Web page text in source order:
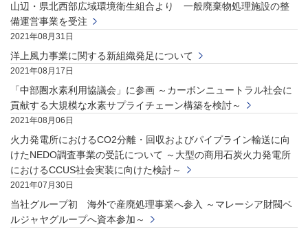
山辺・県北西部広域環境衛生組合より 一般廃棄物処理施設の整
備運営事業を受注
2021年08月31日
洋上風力事業に関する新組織発足について
2021年08月17日
「中部圏水素利用協議会」に参画 ～カーボンニュートラル社会に
貢献する大規模な水素サプライチェーン構築を検討～
2021年08月06日
火力発電所におけるCO2分離・回収およびパイプライン輸送に向
けたNEDO調査事業の受託について ～大型の商用石炭火力発電所
におけるCCUS社会実装に向けた検討～
2021年07月30日
当社グループ初 海外で産廃処理事業へ参入 ～マレーシア財閥ベ
ルジャヤグループへ資本参加～